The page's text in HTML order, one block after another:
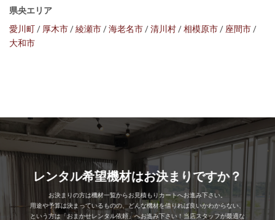
県央エリア
愛川町/ 厚木市/綾瀬市/海老名市/清川村/相模原市/ 座間市/
大和市
レンタル希望機材はお決まりですか？
お決まりの方は機材一覧からお見積もりカートへお進み下さい。
用途や予算は決まっているものの、どんな機材を借りれば良いかわからない、
という方は「おまかせレンタル依頼」へお進み下さい！当店スタッフが最適な